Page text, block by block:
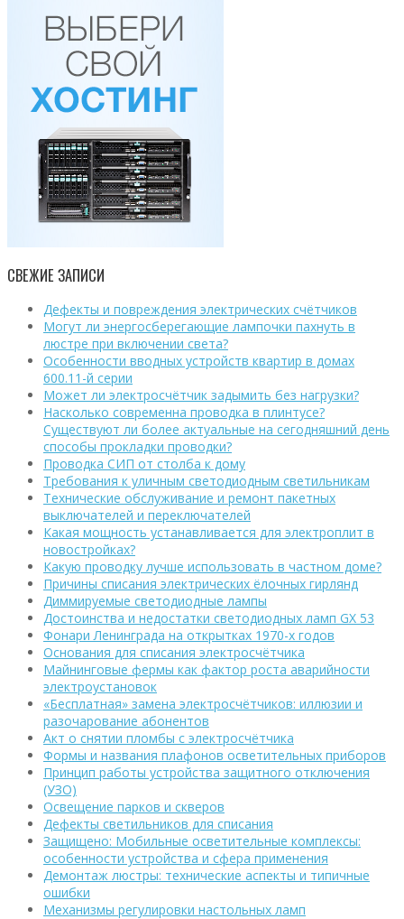
СВЕЖИЕ ЗАПИСИ
Дефекты и повреждения электрических счётчиков
Могут ли энергосберегающие лампочки пахнуть в
люстре при включении света?
Особенности вводных устройств квартир в домах
600.11-й серии
Может ли электросчётчик задымить без нагрузки?
Насколько современна проводка в плинтусе?
Существуют ли более актуальные на сегодняшний день
способы прокладки проводки?
Проводка СИП от столба к дому
Требования к уличным светодиодным светильникам
Технические обслуживание и ремонт пакетных
выключателей и переключателей
Какая мощность устанавливается для электроплит в
новостройках?
Какую проводку лучше использовать в частном доме?
Причины списания электрических ёлочных гирлянд
Диммируемые светодиодные лампы
Достоинства и недостатки светодиодных ламп GX 53
Фонари Ленинграда на открытках 1970-х годов
Основания для списания электросчётчика
Майнинговые фермы как фактор роста аварийности
электроустановок
«Бесплатная» замена электросчётчиков: иллюзии и
разочарование абонентов
Акт о снятии пломбы с электросчётчика
Формы и названия плафонов осветительных приборов
Принцип работы устройства защитного отключения
(УЗО)
Освещение парков и скверов
Дефекты светильников для списания
Защищено: Мобильные осветительные комплексы:
особенности устройства и сфера применения
Демонтаж люстры: технические аспекты и типичные
ошибки
Механизмы регулировки настольных ламп